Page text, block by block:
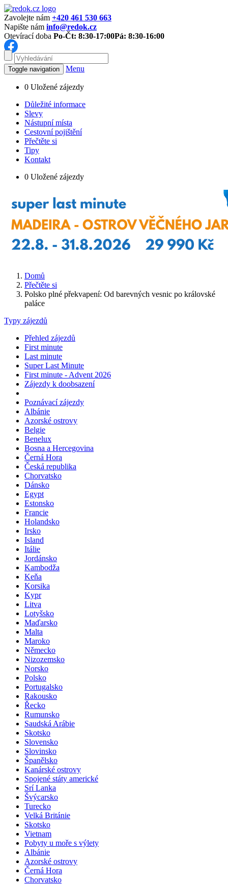
Zavolejte nám +420 461 530 663
Napište nám info@redok.cz
Otevírací doba Po-Čt: 8:30-17:00Pá: 8:30-16:00
Toggle navigation Menu
0 Uložené zájezdy
Důležité informace
Slevy
Nástupní místa
Cestovní pojištění
Přečtěte si
Tipy
Kontakt
0 Uložené zájezdy
Domů
Přečtěte si
Polsko plné překvapení: Od barevných vesnic po královské
paláce
Typy zájezdů
Přehled zájezdů
First minute
Last minute
Super Last Minute
First minute - Advent 2026
Zájezdy k doobsazení
Poznávací zájezdy
Albánie
Azorské ostrovy
Belgie
Benelux
Bosna a Hercegovina
Černá Hora
Česká republika
Chorvatsko
Dánsko
Egypt
Estonsko
Francie
Holandsko
Irsko
Island
Itálie
Jordánsko
Kambodža
Keňa
Korsika
Kypr
Litva
Lotyšsko
Maďarsko
Malta
Maroko
Německo
Nizozemsko
Norsko
Polsko
Portugalsko
Rakousko
Řecko
Rumunsko
Saudská Arábie
Skotsko
Slovensko
Slovinsko
Španělsko
Kanárské ostrovy
Spojené státy americké
Srí Lanka
Švýcarsko
Turecko
Velká Británie
Skotsko
Vietnam
Pobyty u moře s výlety
Albánie
Azorské ostrovy
Černá Hora
Chorvatsko